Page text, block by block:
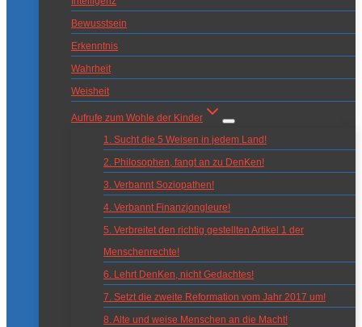
Bewusstsein
Erkenntnis
Wahrheit
Weisheit
Aufrufe zum Wohle der Kinder
1. Sucht die 5 Weisen in jedem Land!
2. Philosophen, fangt an zu DenKen!
3. Verbannt Soziopathen!
4. Verbannt Finanzjongleure!
5. Verbreitet den richtig gestellten Artikel 1 der
Menschenrechte!
6. Lehrt DenKen, nicht Gedachtes!
7. Setzt die zweite Reformation vom Jahr 2017 um!
8. Alte und weise Menschen an die Macht!